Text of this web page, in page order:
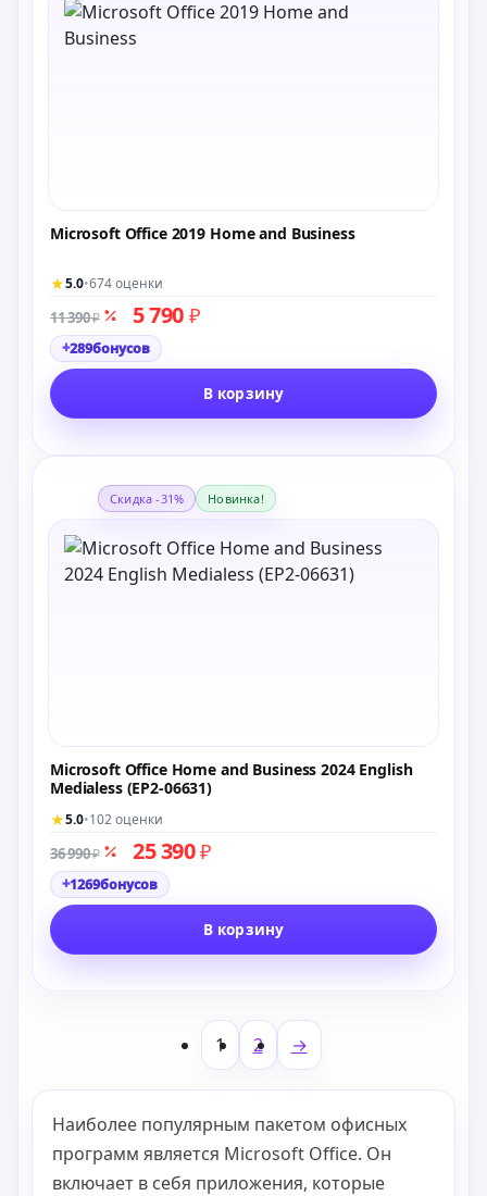
Microsoft Office 2019 Home and Business
★5.0•674 оценки
11 390₽ 5 790 ₽
+289бонусов
В корзину
Скидка -31% Новинка!
Microsoft Office Home and Business 2024 English
Medialess (EP2-06631)
★5.0•102 оценки
36 990₽ 25 390₽
+1269бонусов
В корзину
1 2 →
Наиболее популярным пакетом офисных
программ является Microsoft Office. Он
включает в себя приложения, которые